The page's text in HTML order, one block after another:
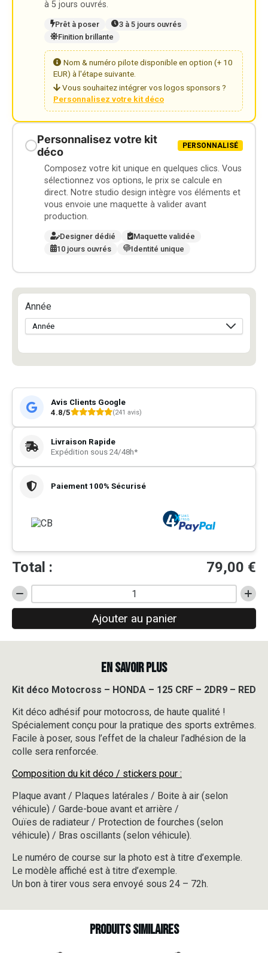
à 5 jours ouvrés.
Prêt à poser
3 à 5 jours ouvrés
Finition brillante
Nom & numéro pilote disponible en option (+ 10
EUR) à l'étape suivante.
Vous souhaitez intégrer vos logos sponsors ?
Personnalisez votre kit déco
Personnalisez votre kit
déco
PERSONNALISÉ
Composez votre kit unique en quelques clics. Vous
sélectionnez vos options, le prix se calcule en
direct. Notre studio design intègre vos éléments et
vous envoie une maquette à valider avant
production.
Designer dédié
Maquette validée
10 jours ouvrés
Identité unique
Année
Avis Clients Google
4.8/5
(241 avis)
Livraison Rapide
Expédition sous 24/48h*
Paiement 100% Sécurisé
Total : 79,00 €
quantité
de
déco
Motocross
125
-
2DR9
-
RED
Ajouter au panier
EN SAVOIR PLUS
Kit déco Motocross – HONDA – 125 CRF – 2DR9 – RED
Kit déco adhésif pour motocross, de haute qualité !
Spécialement conçu pour la pratique des sports extrêmes.
Facile à poser, sous l’effet de la chaleur l’adhésion de la
colle sera renforcée.
Composition du kit déco / stickers pour :
Plaque avant / Plaques latérales / Boite à air (selon
véhicule) / Garde-boue avant et arrière /
Ouïes de radiateur / Protection de fourches (selon
véhicule) / Bras oscillants (selon véhicule).
Le numéro de course sur la photo est à titre d’exemple.
Le modèle affiché est à titre d’exemple.
Un bon à tirer vous sera envoyé sous 24 – 72h.
Produits similaires